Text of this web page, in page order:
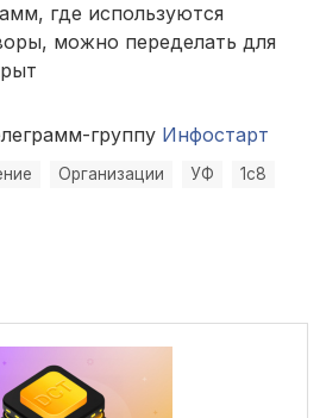
где используются
можно переделать для
группу Инфостарт
Организации УФ 1с8